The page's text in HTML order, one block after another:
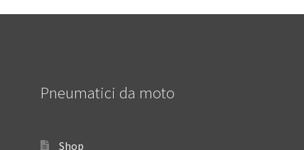
Pneumatici da moto
Shop